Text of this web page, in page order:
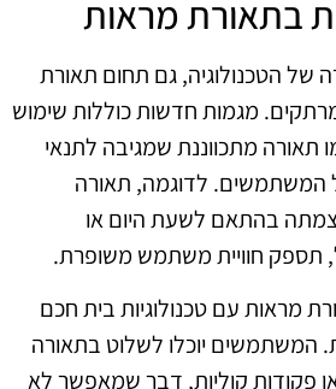
בתאורת מראות
הטכנולוגיה, גם תחום תאורת
מגמות חדשות כוללות שימוש
תאורה מתכווננת שמגיבה לתנאי
המשתמשים. לדוגמה, תאורה
בהתאם לשעת היום או
תספק חוויית משתמש משופרת.
מראות עם טכנולוגיות בית חכם
המשתמשים יוכלו לשלוט בתאורה
פקודות קוליות, דבר שמאפשר לא